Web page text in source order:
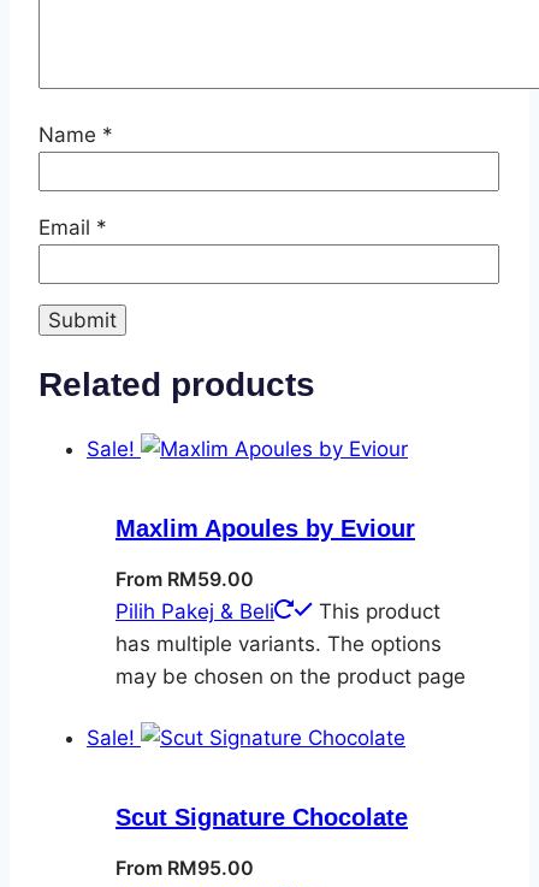
Name *
Email *
Related products
Sale!
Maxlim Apoules by Eviour
From RM59.00
Pilih Pakej & Beli
This product
has multiple variants. The options
may be chosen on the product page
Sale!
Scut Signature Chocolate
From RM95.00